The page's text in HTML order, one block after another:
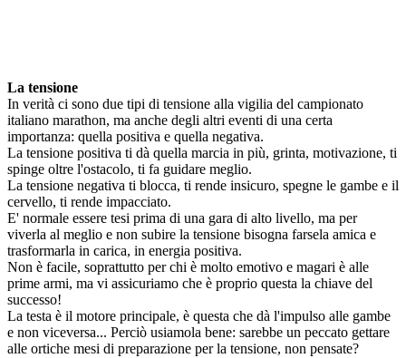
La tensione
In verità ci sono due tipi di tensione alla vigilia del campionato
italiano marathon, ma anche degli altri eventi di una certa
importanza: quella positiva e quella negativa.
La tensione positiva ti dà quella marcia in più, grinta, motivazione, ti
spinge oltre l'ostacolo, ti fa guidare meglio.
La tensione negativa ti blocca, ti rende insicuro, spegne le gambe e il
cervello, ti rende impacciato.
E' normale essere tesi prima di una gara di alto livello, ma per
viverla al meglio e non subire la tensione bisogna farsela amica e
trasformarla in carica, in energia positiva.
Non è facile, soprattutto per chi è molto emotivo e magari è alle
prime armi, ma vi assicuriamo che è proprio questa la chiave del
successo!
La testa è il motore principale, è questa che dà l'impulso alle gambe
e non viceversa... Perciò usiamola bene: sarebbe un peccato gettare
alle ortiche mesi di preparazione per la tensione, non pensate?